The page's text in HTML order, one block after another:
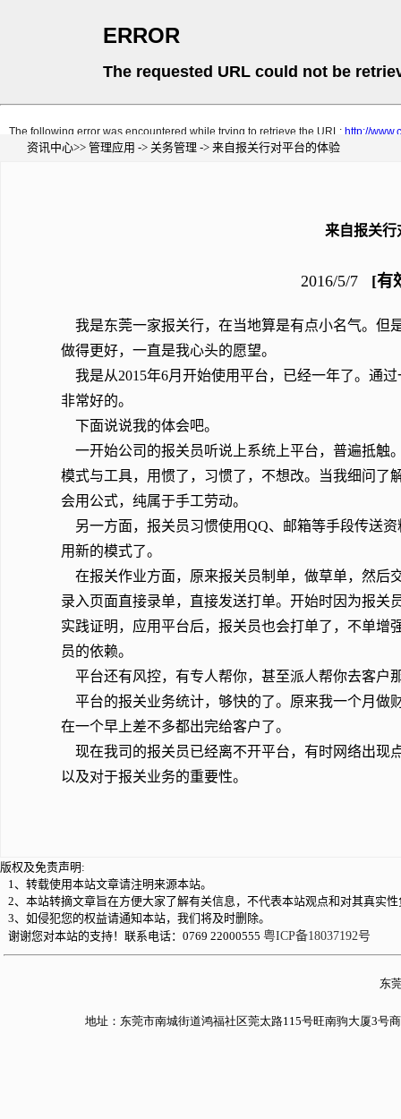
资讯中心>> 管理应用 -> 关务管理 -> 来自报关行对平台的体验
来自报关行
2016/5/7 [有
我是东莞一家报关行，在当地算是有点小名气。但
做得更好，一直是我心头的愿望。
我是从2015年6月开始使用平台，已经一年了。通
非常好的。
下面说说我的体会吧。
一开始公司的报关员听说上系统上平台，普遍抵触
模式与工具，用惯了，习惯了，不想改。当我细问了
会用公式，纯属于手工劳动。
另一方面，报关员习惯使用QQ、邮箱等手段传送
用新的模式了。
在报关作业方面，原来报关员制单，做草单，然后
录入页面直接录单，直接发送打单。开始时因为报关
实践证明，应用平台后，报关员也会打单了，不单增
员的依赖。
平台还有风控，有专人帮你，甚至派人帮你去客户
平台的报关业务统计，够快的了。原来我一个月做
在一个早上差不多都出完给客户了。
现在我司的报关员已经离不开平台，有时网络出现
以及对于报关业务的重要性。
版权及免责声明:
1、转载使用本站文章请注明来源本站。
2、本站转摘文章旨在方便大家了解有关信息，不代表本站观点和对其真实
3、如侵犯您的权益请通知本站，我们将及时删除。
谢谢您对本站的支持！联系电话：0769 22000555 粤ICP备18037192号